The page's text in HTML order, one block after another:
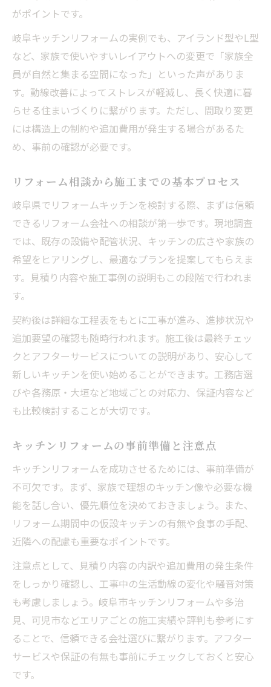
がポイントです。
岐阜キッチンリフォームの実例でも、アイランド型やL型
など、家族で使いやすいレイアウトへの変更で「家族全
員が自然と集まる空間になった」といった声がありま
す。動線改善によってストレスが軽減し、長く快適に暮
らせる住まいづくりに繋がります。ただし、間取り変更
には構造上の制約や追加費用が発生する場合があるた
め、事前の確認が必要です。
リフォーム相談から施工までの基本プロセス
岐阜県でリフォームキッチンを検討する際、まずは信頼
できるリフォーム会社への相談が第一歩です。現地調査
では、既存の設備や配管状況、キッチンの広さや家族の
希望をヒアリングし、最適なプランを提案してもらえま
す。見積り内容や施工事例の説明もこの段階で行われま
す。
契約後は詳細な工程表をもとに工事が進み、進捗状況や
追加要望の確認も随時行われます。施工後は最終チェッ
クとアフターサービスについての説明があり、安心して
新しいキッチンを使い始めることができます。工務店選
びや各務原・大垣など地域ごとの対応力、保証内容など
も比較検討することが大切です。
キッチンリフォームの事前準備と注意点
キッチンリフォームを成功させるためには、事前準備が
不可欠です。まず、家族で理想のキッチン像や必要な機
能を話し合い、優先順位を決めておきましょう。また、
リフォーム期間中の仮設キッチンの有無や食事の手配、
近隣への配慮も重要なポイントです。
注意点として、見積り内容の内訳や追加費用の発生条件
をしっかり確認し、工事中の生活動線の変化や騒音対策
も考慮しましょう。岐阜市キッチンリフォームや多治
見、可児市などエリアごとの施工実績や評判も参考にす
ることで、信頼できる会社選びに繋がります。アフター
サービスや保証の有無も事前にチェックしておくと安心
です。